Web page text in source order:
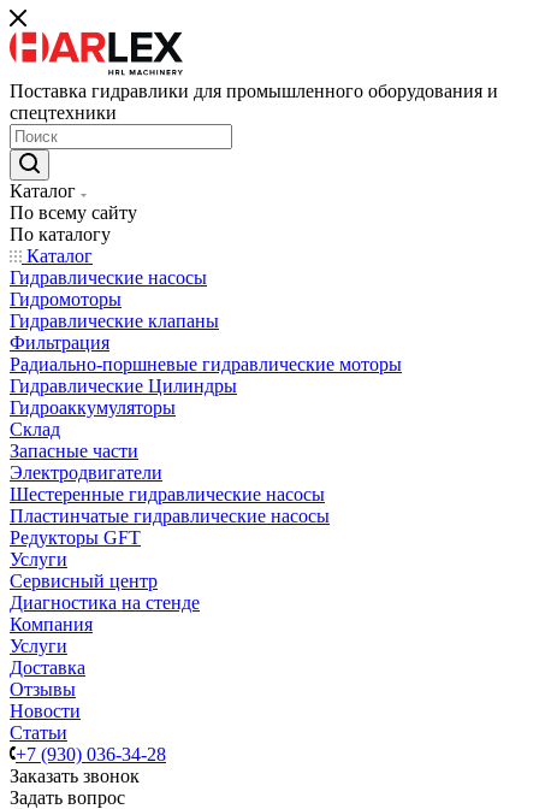
Поставка гидравлики для промышленного оборудования и
спецтехники
Каталог
По всему сайту
По каталогу
Каталог
Гидравлические насосы
Гидромоторы
Гидравлические клапаны
Фильтрация
Радиально-поршневые гидравлические моторы
Гидравлические Цилиндры
Гидроаккумуляторы
Склад
Запасные части
Электродвигатели
Шестеренные гидравлические насосы
Пластинчатые гидравлические насосы
Редукторы GFT
Услуги
Сервисный центр
Диагностика на стенде
Компания
Услуги
Доставка
Отзывы
Новости
Статьи
+7 (930) 036-34-28
Заказать звонок
Задать вопрос